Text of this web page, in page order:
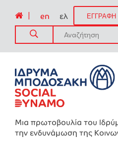
en ελ ΕΓΓΡΑΦΗ
Μια πρωτοβουλία του
την ενδυνάμωση της